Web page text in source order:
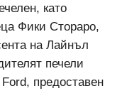
като
Фики Стораро,
на Лайнъл
печели
предоставен